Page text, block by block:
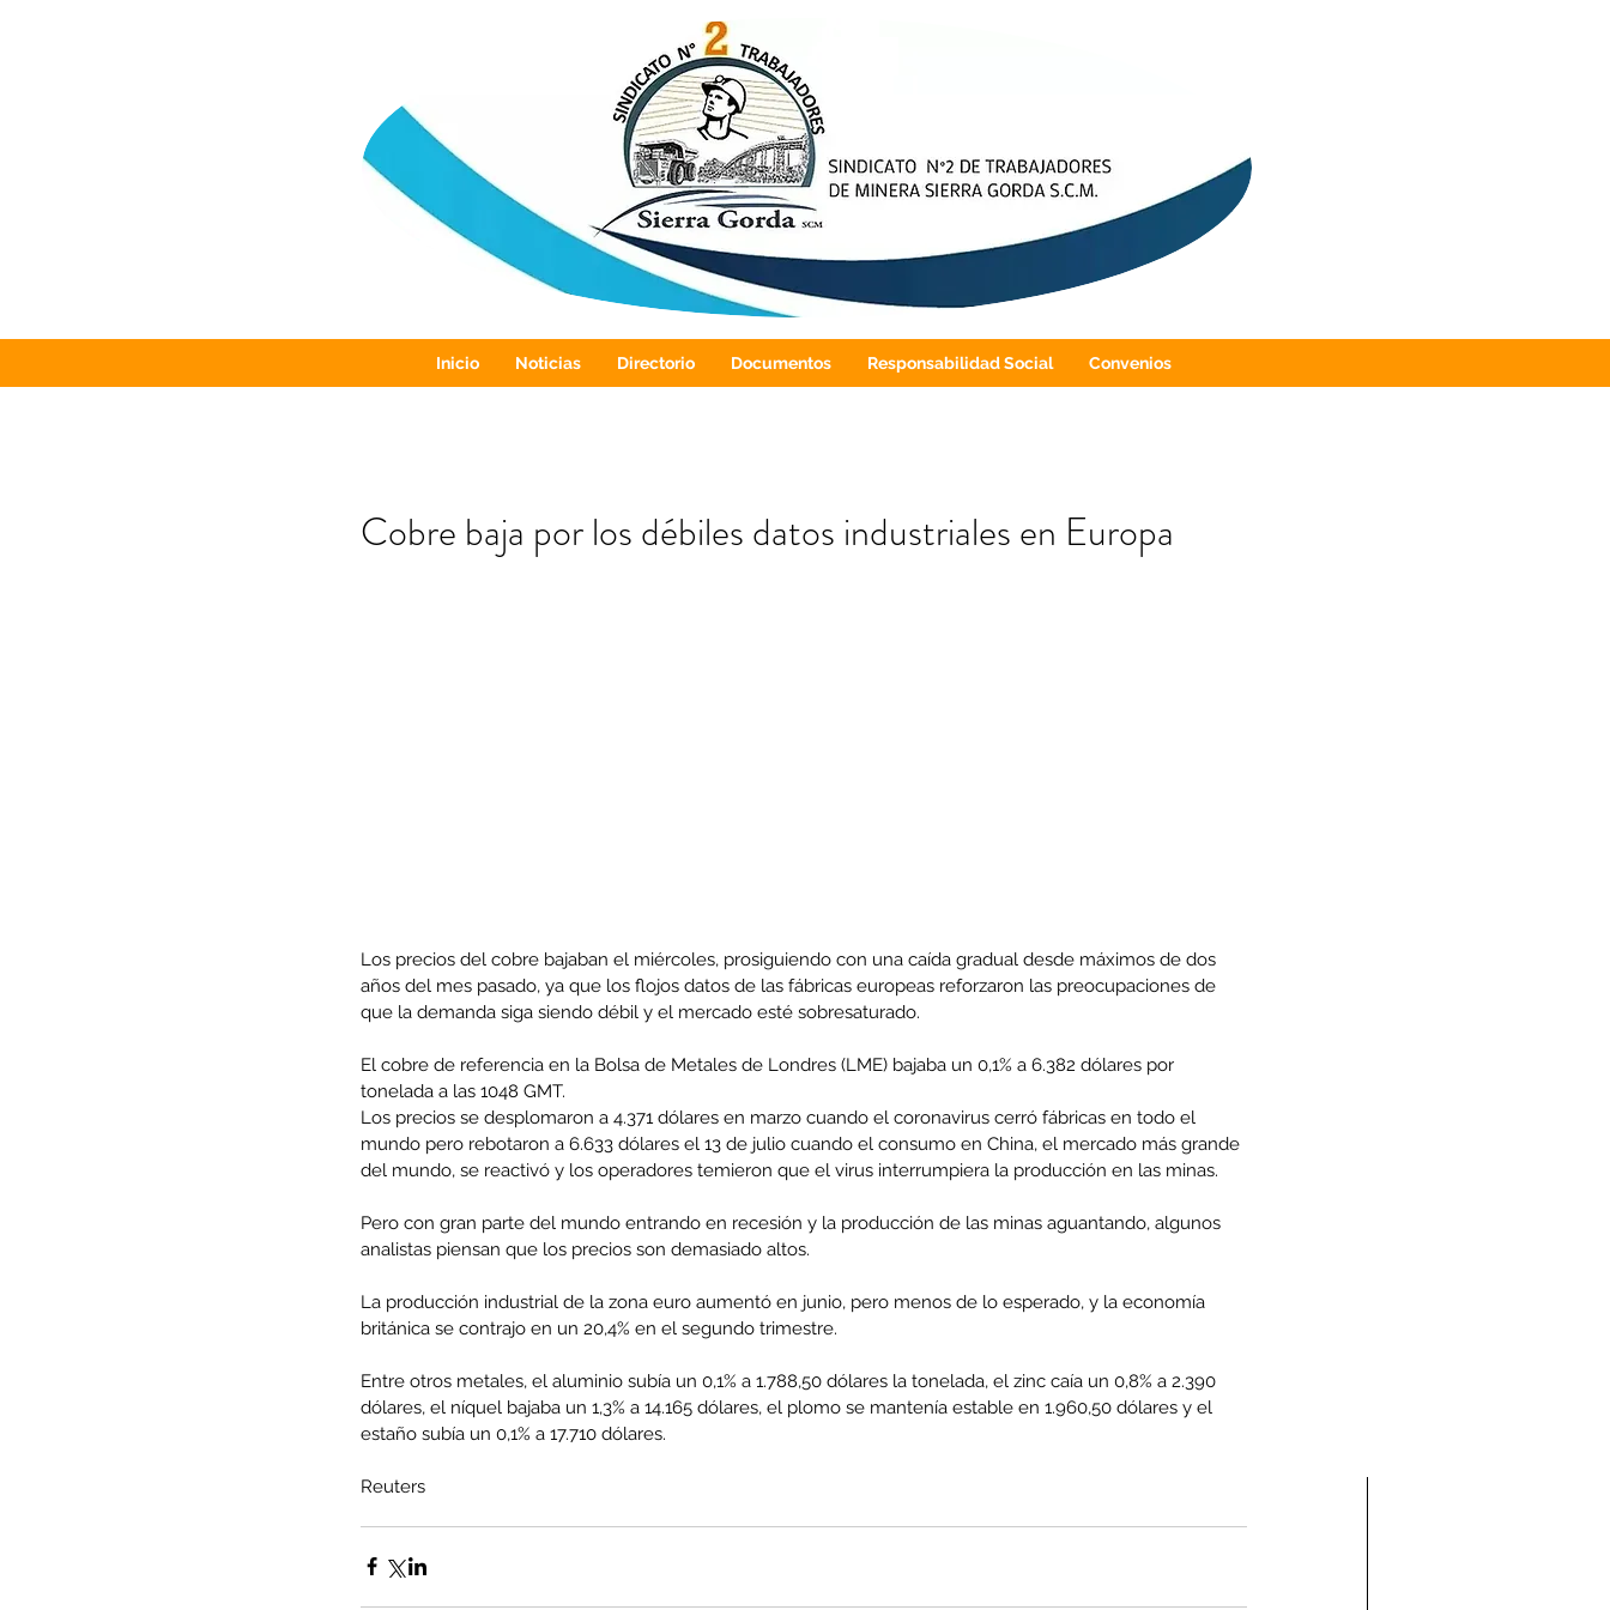
Inicio Noticias Directorio Documentos Responsabilidad Social Convenios
Our Recent Posts
Cobre baja por los débiles datos industriales en Europa
Los precios del cobre bajaban el miércoles, prosiguiendo con una caída gradual desde máximos de dos
años del mes pasado, ya que los flojos datos de las fábricas europeas reforzaron las preocupaciones de
que la demanda siga siendo débil y el mercado esté sobresaturado.
El cobre de referencia en la Bolsa de Metales de Londres (LME) bajaba un 0,1% a 6.382 dólares por
tonelada a las 1048 GMT.
Los precios se desplomaron a 4.371 dólares en marzo cuando el coronavirus cerró fábricas en todo el
mundo pero rebotaron a 6.633 dólares el 13 de julio cuando el consumo en China, el mercado más grande
del mundo, se reactivó y los operadores temieron que el virus interrumpiera la producción en las minas.
Pero con gran parte del mundo entrando en recesión y la producción de las minas aguantando, algunos
analistas piensan que los precios son demasiado altos.
La producción industrial de la zona euro aumentó en junio, pero menos de lo esperado, y la economía
británica se contrajo en un 20,4% en el segundo trimestre.
Entre otros metales, el aluminio subía un 0,1% a 1.788,50 dólares la tonelada, el zinc caía un 0,8% a 2.390
dólares, el níquel bajaba un 1,3% a 14.165 dólares, el plomo se mantenía estable en 1.960,50 dólares y el
estaño subía un 0,1% a 17.710 dólares.
Reuters